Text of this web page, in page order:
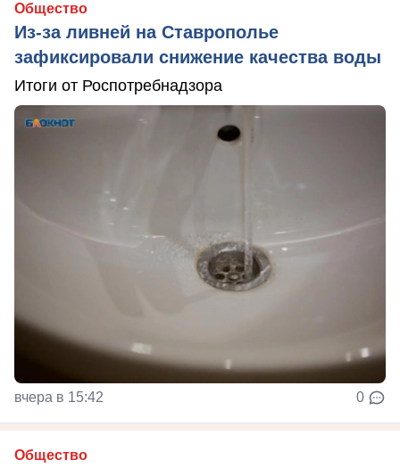
Общество
Из-за ливней на Ставрополье
зафиксировали снижение качества воды
Итоги от Роспотребнадзора
вчера в 15:42 0
Общество